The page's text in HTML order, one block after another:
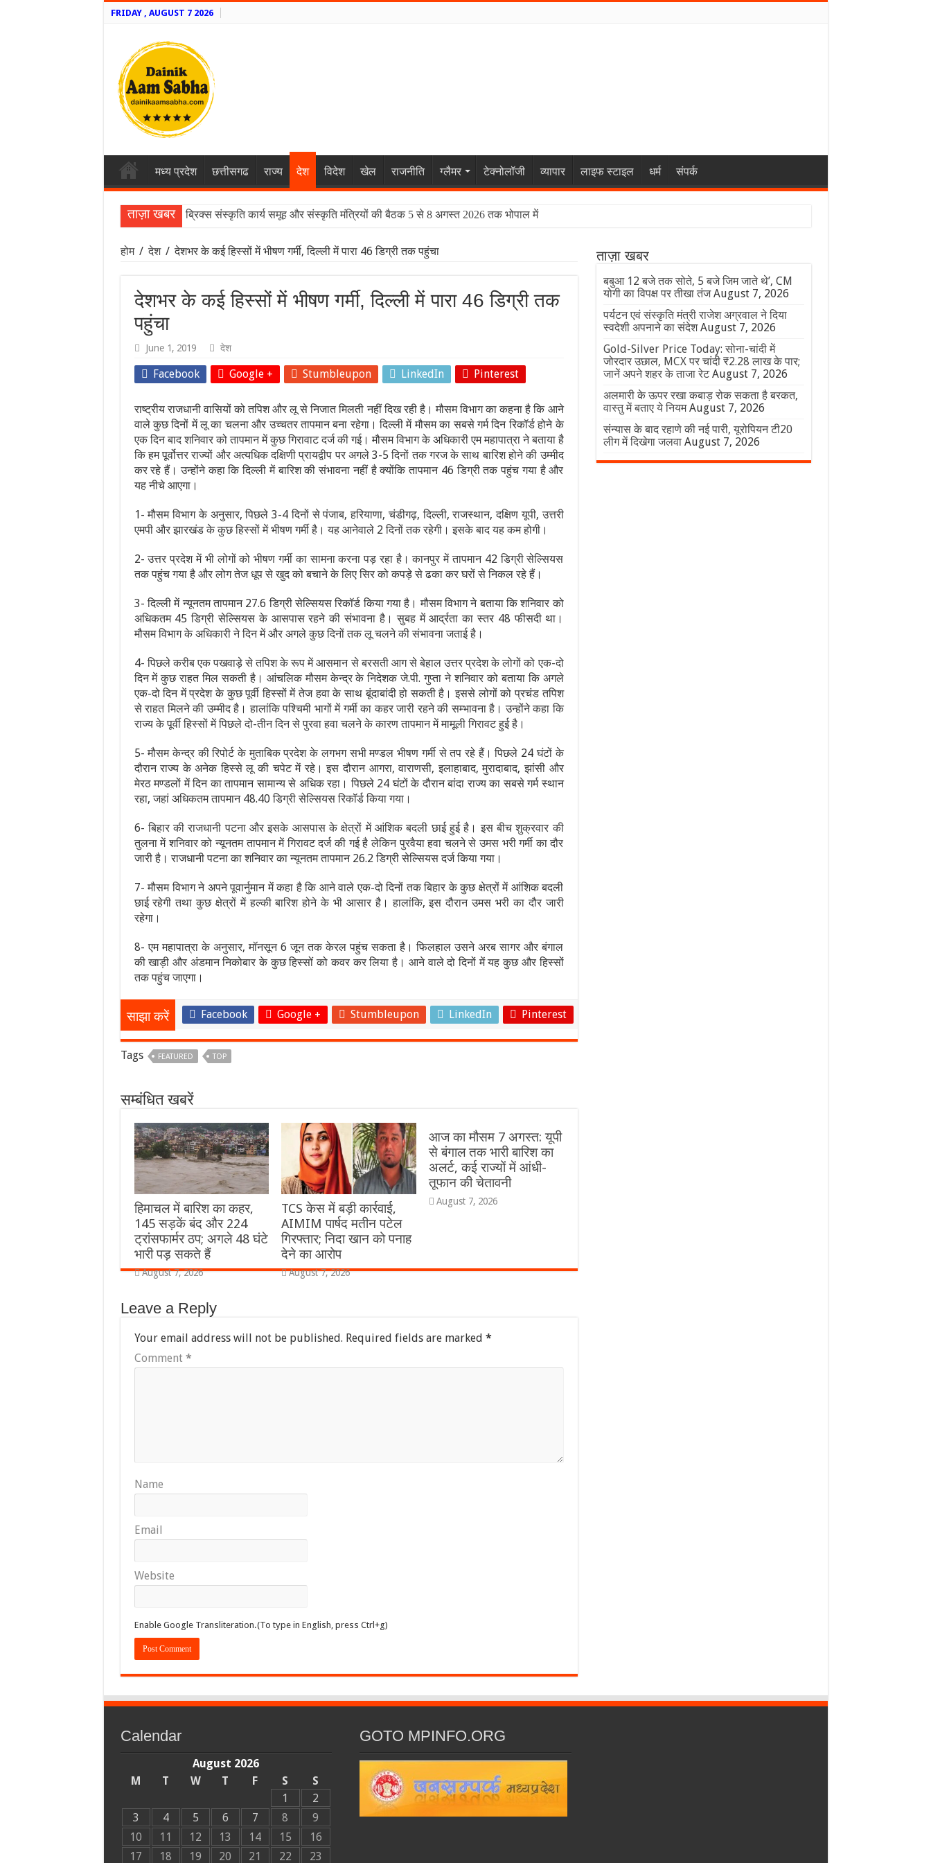
FRIDAY , AUGUST 7 2026
मध्य प्रदेश छत्तीसगढ राज्य देश विदेश खेल राजनीति ग्लैमर टेक्नोलॉजी व्यापार लाइफ स्टाइल धर्म संपर्क
ताज़ा खबर ब्रिक्स संस्कृति कार्य समूह और संस्कृति मंत्रियों की बैठक 5 से 8 अगस्त 2026 तक भोपाल में
होम / देश / देशभर के कई हिस्सों में भीषण गर्मी, दिल्ली में पारा 46 डिग्री तक पहुंचा
देशभर के कई हिस्सों में भीषण गर्मी, दिल्ली में पारा 46 डिग्री तक
पहुंचा
June 1, 2019 देश
Facebook Google + Stumbleupon LinkedIn Pinterest
राष्ट्रीय राजधानी वासियों को तपिश और लू से निजात मिलती नहीं दिख रही है। मौसम विभाग का कहना है कि आने
वाले कुछ दिनों में लू का चलना और उच्चतर तापमान बना रहेगा। दिल्ली में मौसम का सबसे गर्म दिन रिकॉर्ड होने के
एक दिन बाद शनिवार को तापमान में कुछ गिरावाट दर्ज की गई। मौसम विभाग के अधिकारी एम महापात्रा ने बताया है
कि हम पूर्वोत्तर राज्यों और अत्यधिक दक्षिणी प्रायद्वीप पर अगले 3-5 दिनों तक गरज के साथ बारिश होने की उम्मीद
कर रहे हैं। उन्होंने कहा कि दिल्ली में बारिश की संभावना नहीं है क्योंकि तापमान 46 डिग्री तक पहुंच गया है और
यह नीचे आएगा।
1- मौसम विभाग के अनुसार, पिछले 3-4 दिनों से पंजाब, हरियाणा, चंडीगढ़, दिल्ली, राजस्थान, दक्षिण यूपी, उत्तरी
एमपी और झारखंड के कुछ हिस्सों में भीषण गर्मी है। यह आनेवाले 2 दिनों तक रहेगी। इसके बाद यह कम होगी।
2- उत्तर प्रदेश में भी लोगों को भीषण गर्मी का सामना करना पड़ रहा है। कानपुर में तापमान 42 डिग्री सेल्सियस
तक पहुंच गया है और लोग तेज धूप से खुद को बचाने के लिए सिर को कपड़े से ढका कर घरों से निकल रहे हैं।
3- दिल्ली में न्यूनतम तापमान 27.6 डिग्री सेल्सियस रिकॉर्ड किया गया है। मौसम विभाग ने बताया कि शनिवार को
अधिकतम 45 डिग्री सेल्सियस के आसपास रहने की संभावना है। सुबह में आर्द्रता का स्तर 48 फीसदी था।
मौसम विभाग के अधिकारी ने दिन में और अगले कुछ दिनों तक लू चलने की संभावना जताई है।
4- पिछले करीब एक पखवाड़े से तपिश के रूप में आसमान से बरसती आग से बेहाल उत्तर प्रदेश के लोगों को एक-दो
दिन में कुछ राहत मिल सकती है। आंचलिक मौसम केन्द्र के निदेशक जे.पी. गुप्ता ने शनिवार को बताया कि अगले
एक-दो दिन में प्रदेश के कुछ पूर्वी हिस्सों में तेज हवा के साथ बूंदाबांदी हो सकती है। इससे लोगों को प्रचंड तपिश
से राहत मिलने की उम्मीद है। हालांकि पश्चिमी भागों में गर्मी का कहर जारी रहने की सम्भावना है। उन्होंने कहा कि
राज्य के पूर्वी हिस्सों में पिछले दो-तीन दिन से पुरवा हवा चलने के कारण तापमान में मामूली गिरावट हुई है।
5- मौसम केन्द्र की रिपोर्ट के मुताबिक प्रदेश के लगभग सभी मण्डल भीषण गर्मी से तप रहे हैं। पिछले 24 घंटों के
दौरान राज्य के अनेक हिस्से लू की चपेट में रहे। इस दौरान आगरा, वाराणसी, इलाहाबाद, मुरादाबाद, झांसी और
मेरठ मण्डलों में दिन का तापमान सामान्य से अधिक रहा। पिछले 24 घंटों के दौरान बांदा राज्य का सबसे गर्म स्थान
रहा, जहां अधिकतम तापमान 48.40 डिग्री सेल्सियस रिकॉर्ड किया गया।
6- बिहार की राजधानी पटना और इसके आसपास के क्षेत्रों में आंशिक बदली छाई हुई है। इस बीच शुक्रवार की
तुलना में शनिवार को न्यूनतम तापमान में गिरावट दर्ज की गई है लेकिन पुरवैया हवा चलने से उमस भरी गर्मी का दौर
जारी है। राजधानी पटना का शनिवार का न्यूनतम तापमान 26.2 डिग्री सेल्सियस दर्ज किया गया।
7- मौसम विभाग ने अपने पूवार्नुमान में कहा है कि आने वाले एक-दो दिनों तक बिहार के कुछ क्षेत्रों में आंशिक बदली
छाई रहेगी तथा कुछ क्षेत्रों में हल्की बारिश होने के भी आसार है। हालांकि, इस दौरान उमस भरी का दौर जारी
रहेगा।
8- एम महापात्रा के अनुसार, मॉनसून 6 जून तक केरल पहुंच सकता है। फिलहाल उसने अरब सागर और बंगाल
की खाड़ी और अंडमान निकोबार के कुछ हिस्सों को कवर कर लिया है। आने वाले दो दिनों में यह कुछ और हिस्सों
तक पहुंच जाएगा।
साझा करें Facebook Google + Stumbleupon LinkedIn Pinterest
Tags FEATURED TOP
सम्बंधित खबरें
हिमाचल में बारिश का कहर,
145 सड़कें बंद और 224
ट्रांसफार्मर ठप; अगले 48 घंटे
भारी पड़ सकते हैं
August 7, 2026
TCS केस में बड़ी कार्रवाई,
AIMIM पार्षद मतीन पटेल
गिरफ्तार; निदा खान को पनाह
देने का आरोप
August 7, 2026
आज का मौसम 7 अगस्त: यूपी
से बंगाल तक भारी बारिश का
अलर्ट, कई राज्यों में आंधी-
तूफान की चेतावनी
August 7, 2026
Leave a Reply
Your email address will not be published. Required fields are marked *
Comment *
Name
Email
Website
Enable Google Transliteration.(To type in English, press Ctrl+g)
ताज़ा खबर
बबुआ 12 बजे तक सोते, 5 बजे जिम जाते थे’, CM
योगी का विपक्ष पर तीखा तंज August 7, 2026
पर्यटन एवं संस्कृति मंत्री राजेश अग्रवाल ने दिया
स्वदेशी अपनाने का संदेश August 7, 2026
Gold-Silver Price Today: सोना-चांदी में
जोरदार उछाल, MCX पर चांदी ₹2.28 लाख के पार;
जानें अपने शहर के ताजा रेट August 7, 2026
अलमारी के ऊपर रखा कबाड़ रोक सकता है बरकत,
वास्तु में बताए ये नियम August 7, 2026
संन्यास के बाद रहाणे की नई पारी, यूरोपियन टी20
लीग में दिखेगा जलवा August 7, 2026
Calendar
August 2026
M
T W T F S
S
1
2
3
4 5 6 7 8
9
10
11 12 13 14 15
16
17
18 19 20 21 22 23
GOTO MPINFO.ORG